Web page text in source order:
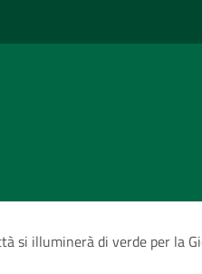
si illuminerà di verde per la